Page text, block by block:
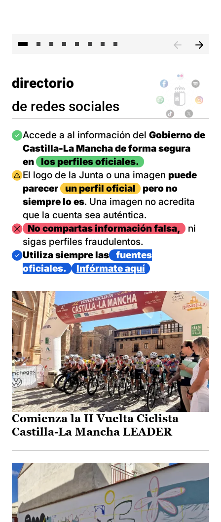
directorio
de redes sociales
Imagen
Accede a al información del Gobierno de
Castilla-La Mancha de forma segura
en
los perfiles oficiales.
Imagen
El logo de la Junta o una imagen puede
parecer
un perfil oficial
pero no
siempre lo es. Una imagen no acredita
que la cuenta sea auténtica.
ImagenNo compartas información falsa,
ni
sigas perfiles fraudulentos.
Imagen
Utiliza siempre las
fuentes
oficiales.
Infórmate aquí
Comienza la II Vuelta Ciclista
Castilla-La Mancha LEADER